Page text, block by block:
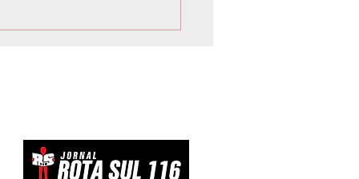
de Curitiba está com